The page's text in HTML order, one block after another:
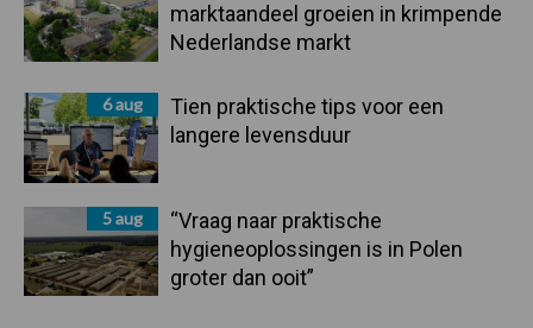
marktaandeel groeien in krimpende
Nederlandse markt
6 aug
Tien praktische tips voor een
langere levensduur
5 aug
“Vraag naar praktische
hygieneoplossingen is in Polen
groter dan ooit”